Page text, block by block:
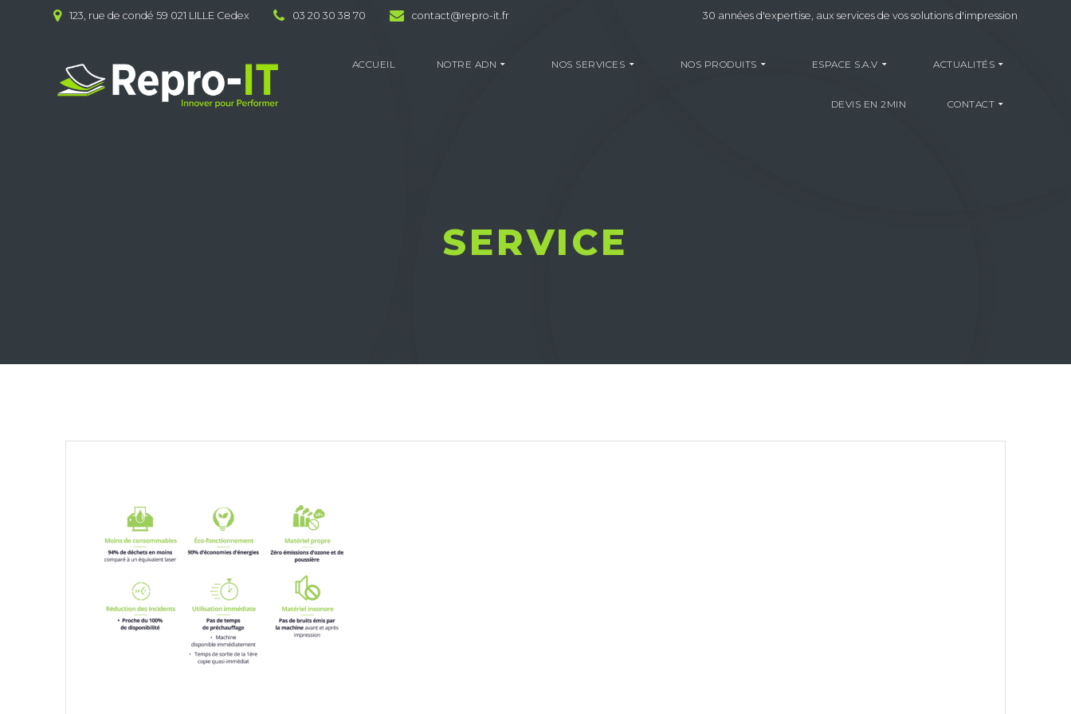
123, rue de condé 59 021 LILLE Cedex 03 20 30 38 70 contact@repro-it.fr 30 années d'expertise, aux services de vos solutions d'impression
ACCUEIL NOTRE ADN NOS SERVICES NOS PRODUITS ESPACE S.A.V ACTUALITÉS
DEVIS EN 2MIN CONTACT
SERVICE